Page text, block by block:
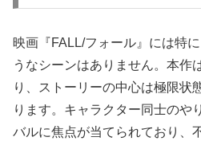
映画『FALL/フォール』には特
うなシーンはありません。本作
り、ストーリーの中心は極限状
ります。キャラクター同士のや
バルに焦点が当てられており、